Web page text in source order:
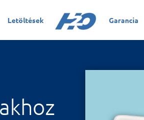
Letöltések Garancia